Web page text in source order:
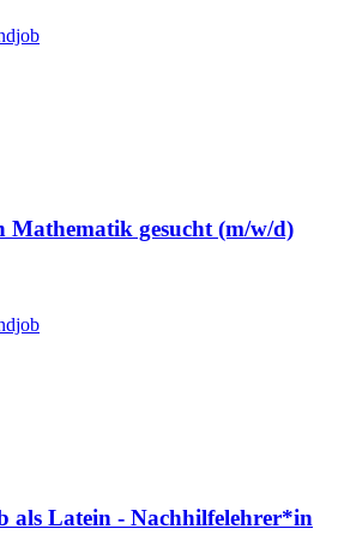
Mathematik gesucht (m/w/d)
als Latein - Nachhilfelehrer*in